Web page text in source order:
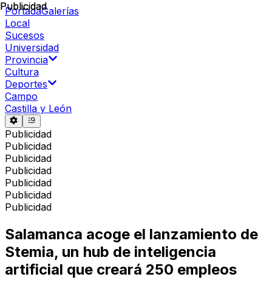
PortadaGalerías
Local
Sucesos
Universidad
Provincia
Cultura
Deportes
Campo
Castilla y León
Publicidad
Publicidad
Publicidad
Publicidad
Publicidad
Publicidad
Publicidad
Publicidad
Salamanca acoge el lanzamiento de
Stemia, un hub de inteligencia
artificial que creará 250 empleos
Publicidad